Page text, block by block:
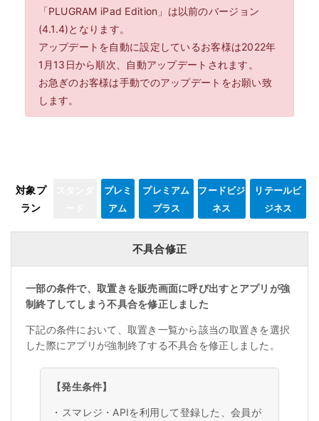
「PLUGRAM iPad Edition」は以前のバージョン
(4.1.4)となります。
アップデートを自動に設定しているお客様は2022年
1月13日から順次、自動アップデートされます。
お急ぎのお客様は手動でのアップデートをお願い致
します。
対象プ
ラン
プレミ
アム
プレミアム
プラス
フードビジ
ネス
リテールビ
ジネス
不具合修正
一部の条件で、取置きを販売画面に呼び出すとアプリが強
制終了してしまう不具合を修正しました
下記の条件において、取置き一覧から該当の取置きを選択
した際にアプリが強制終了する不具合を修正しました。
【発生条件】
・ スマレジ・APIを利用して登録した、会員が